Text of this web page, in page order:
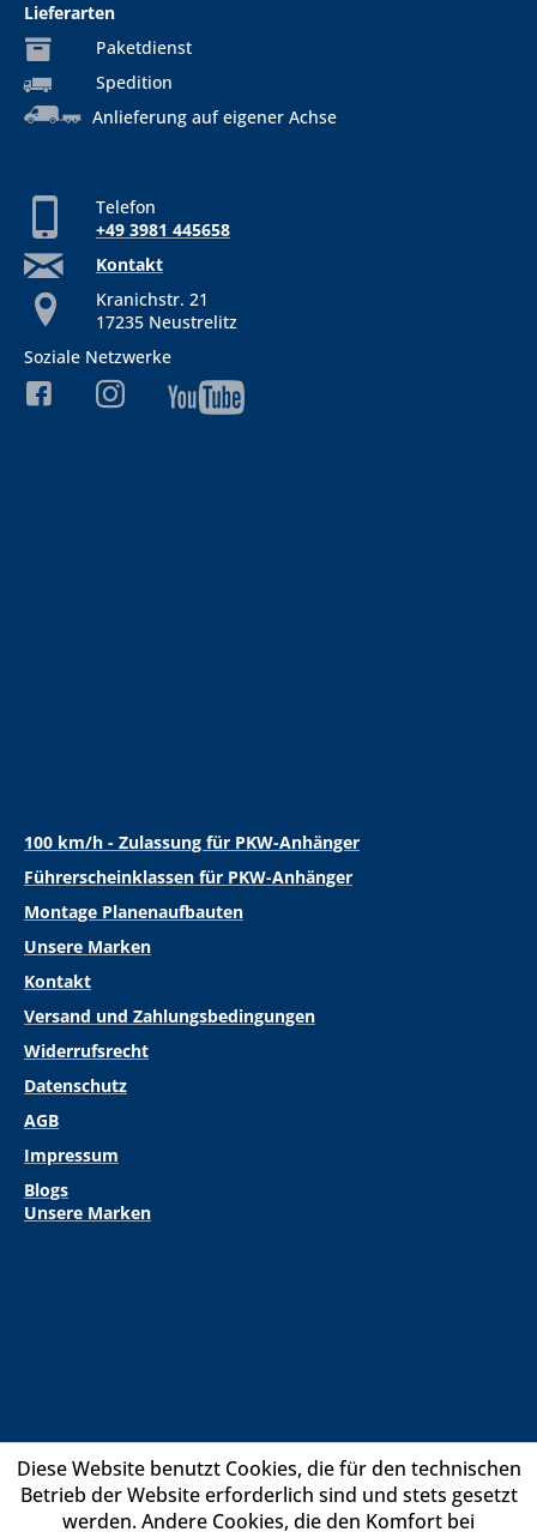
Lieferarten
Paketdienst
Spedition
Anlieferung auf eigener Achse
Telefon
+49 3981 445658
Kontakt
Kranichstr. 21
17235 Neustrelitz
Soziale Netzwerke
100 km/h - Zulassung für PKW-Anhänger
Führerscheinklassen für PKW-Anhänger
Montage Planenaufbauten
Unsere Marken
Kontakt
Versand und Zahlungsbedingungen
Widerrufsrecht
Datenschutz
AGB
Impressum
Blogs
Unsere Marken
Diese Website benutzt Cookies, die für den technischen
Betrieb der Website erforderlich sind und stets gesetzt
werden. Andere Cookies, die den Komfort bei